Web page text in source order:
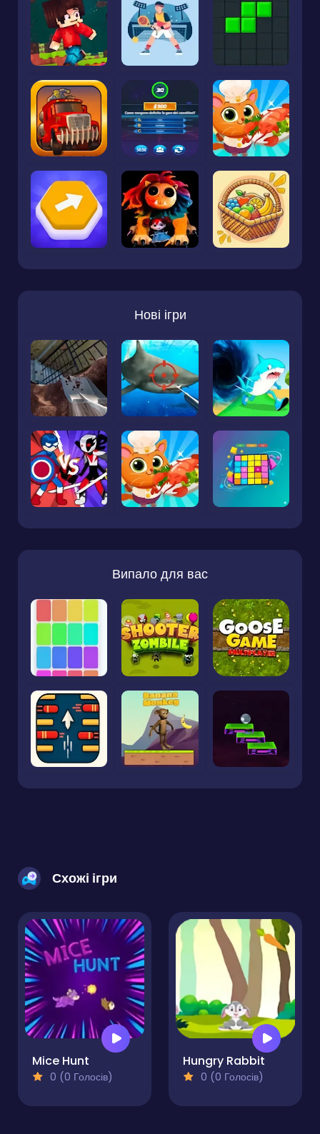
Нові ігри
Випало для вас
Схожі ігри
Mice Hunt
0 (0 Голосів)
Hungry Rabbit
0 (0 Голосів)